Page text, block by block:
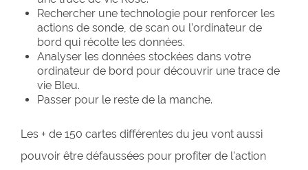
Rechercher une technologie pour renforcer les
actions de sonde, de scan ou l’ordinateur de
bord qui récolte les données.
Analyser les données stockées dans votre
ordinateur de bord pour découvrir une trace de
vie Bleu.
Passer pour le reste de la manche.
Les + de 150 cartes différentes du jeu vont aussi
pouvoir être défaussées pour profiter de l’action